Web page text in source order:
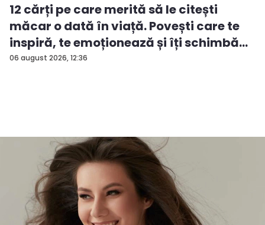
06 august 2026, 12:36
12 cărți pe care merită să le citești
măcar o dată în viață. Povești care te
inspiră, te emoționează și îți schimbă...